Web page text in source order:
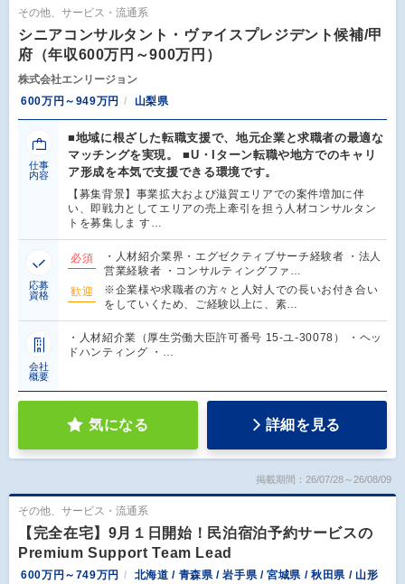
その他、サービス・流通系
シニアコンサルタント・ヴァイスプレジデント候補/甲
府（年収600万円～900万円）
株式会社エンリージョン
600万円～949万円
山梨県
仕事
内容
■地域に根ざした転職支援で、地元企業と求職者の最適な
マッチングを実現。 ■U・Iターン転職や地方でのキャリ
ア形成を本気で支援できる環境です。
【募集背景】事業拡大および滋賀エリアでの案件増加に伴
い、即戦力としてエリアの売上牽引を担う人材コンサルタン
トを募集しま す…
応募
資格
必須
・人材紹介業界・エグゼクティブサーチ経験者 ・法人
営業経験者 ・コンサルティングファ…
歓迎
※企業様や求職者の方々と人対人での長いお付き合い
をしていくため、ご経験以上に、素…
会社
概要
・人材紹介業（厚生労働大臣許可番号 15-ユ-30078） ・ヘッ
ドハンティング ・…
気になる 詳細を見る
掲載期間：26/07/28～26/08/09
その他、サービス・流通系
【完全在宅】9月１日開始！民泊宿泊予約サービスの
Premium Support Team Lead
600万円～749万円
北海道 / 青森県 / 岩手県 / 宮城県 / 秋田県 / 山形